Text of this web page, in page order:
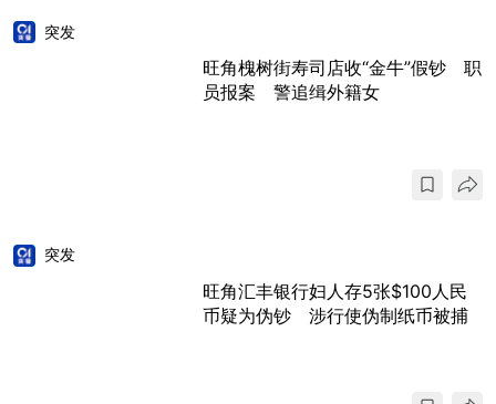
突发
旺角槐树街寿司店收“金牛”假钞 职
员报案 警追缉外籍女
突发
旺角汇丰银行妇人存5张$100人民
币疑为伪钞 涉行使伪制纸币被捕